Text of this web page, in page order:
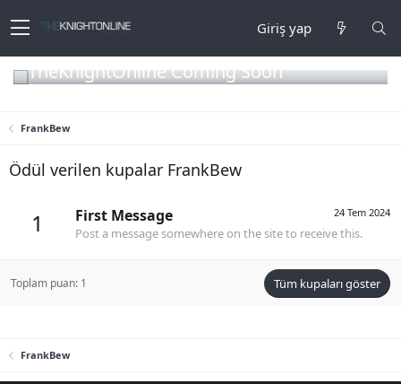
Giriş yap
TheKnightOnline Coming Soon
FrankBew
Ödül verilen kupalar FrankBew
1 24 Tem 2024
First Message
Post a message somewhere on the site to receive this.
Toplam puan: 1 Tüm kupaları göster
FrankBew